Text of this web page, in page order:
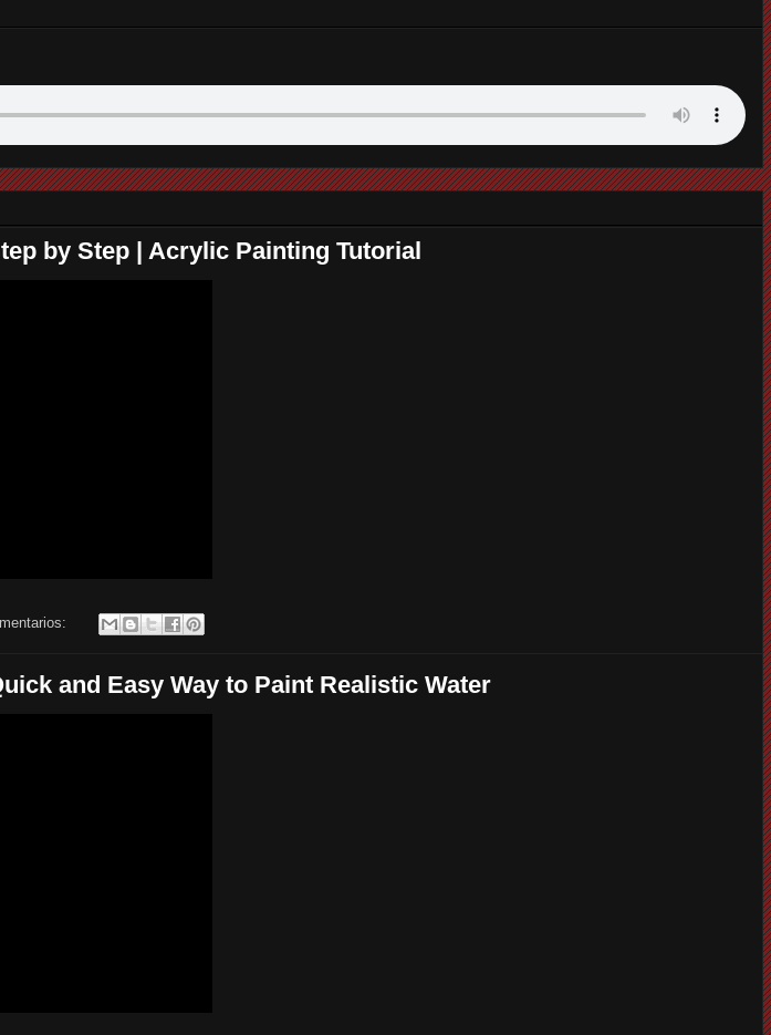
by Step | Acrylic Painting Tutorial
and Easy Way to Paint Realistic Water